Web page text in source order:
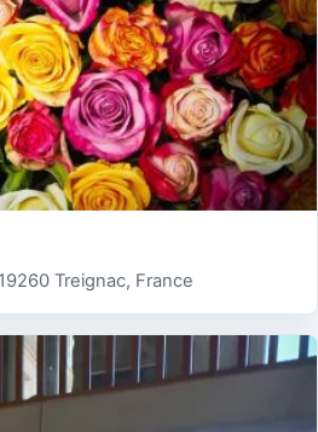
Treignac, France